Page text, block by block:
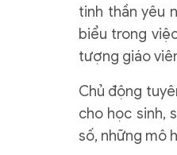
tinh thần yêu
biểu trong
tượng giáo
Chủ động
cho học sinh,
số, những mô